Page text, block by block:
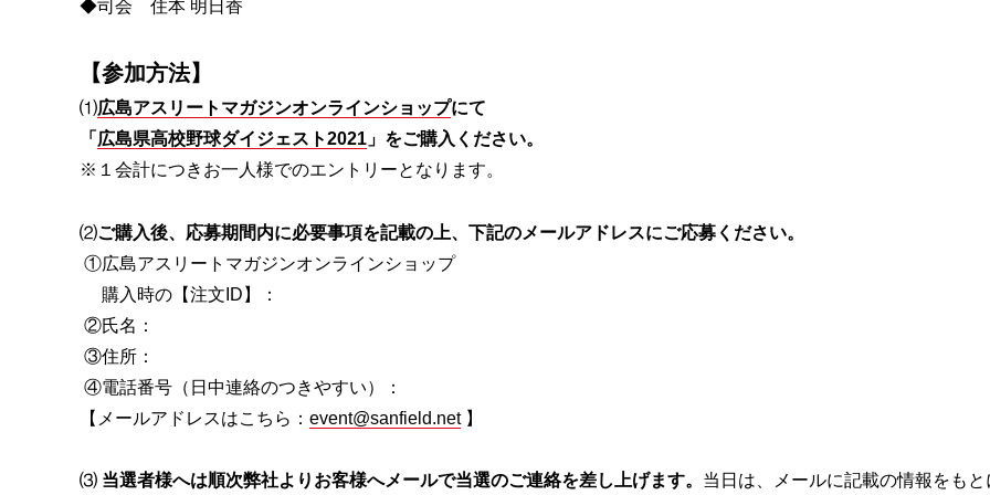
◆司会 住本 明日香
【参加方法】
⑴広島アスリートマガジンオンラインショップにて
「 広島県高校野球ダイジェスト2021 」をご購入ください。
※１会計につきお一人様でのエントリーとなります。
⑵ご購入後、応募期間内に必要事項を記載の上、下記のメールアドレスにご応募ください。
①広島アスリートマガジンオンラインショップ
購入時の【注文ID】：
②氏名：
③住所：
④電話番号（日中連絡のつきやすい）：
【メールアドレスはこちら： event@sanfield.net】
⑶ 当選者様へは順次弊社よりお客様へメールで当選のご連絡を差し上げます。 当日は、メールに記載の情報をもと